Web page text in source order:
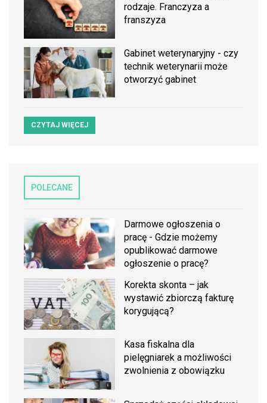
rodzaje. Franczyza a
franszyza
Gabinet weterynaryjny - czy
technik weterynarii może
otworzyć gabinet
CZYTAJ WIĘCEJ
POLECANE
Darmowe ogłoszenia o
pracę - Gdzie możemy
opublikować darmowe
ogłoszenie o pracę?
Korekta skonta – jak
wystawić zbiorczą fakturę
korygującą?
Kasa fiskalna dla
pielęgniarek a możliwości
zwolnienia z obowiązku